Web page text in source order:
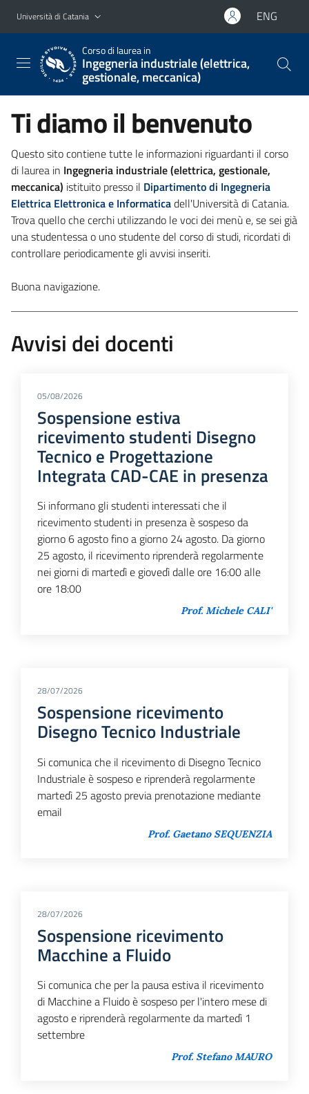
Vai al contenuto principale
Vai al menu di navigazione
Università di Catania ENG
Corso di laurea in
Ingegneria industriale (elettrica,
gestionale, meccanica)
Ti diamo il benvenuto
Questo sito contiene tutte le informazioni riguardanti il corso
di laurea in Ingegneria industriale (elettrica, gestionale,
meccanica) istituito presso il Dipartimento di Ingegneria
Elettrica Elettronica e Informaticadell'Università di Catania.
Trova quello che cerchi utilizzando le voci dei menù e, se sei già
una studentessa o uno studente del corso di studi, ricordati di
controllare periodicamente gli avvisi inseriti.
Buona navigazione.
Avvisi dei docenti
05/08/2026
Sospensione estiva
ricevimento studenti Disegno
Tecnico e Progettazione
Integrata CAD-CAE in presenza
Si informano gli studenti interessati che il
ricevimento studenti in presenza è sospeso da
giorno 6 agosto fino a giorno 24 agosto. Da giorno
25 agosto, il ricevimento riprenderà regolarmente
nei giorni di martedì e giovedì dalle ore 16:00 alle
ore 18:00
Prof. Michele CALI'
28/07/2026
Sospensione ricevimento
Disegno Tecnico Industriale
Si comunica che il ricevimento di Disegno Tecnico
Industriale è sospeso e riprenderà regolarmente
martedì 25 agosto previa prenotazione mediante
email
Prof. Gaetano SEQUENZIA
28/07/2026
Sospensione ricevimento
Macchine a Fluido
Si comunica che per la pausa estiva il ricevimento
di Macchine a Fluido è sospeso per l'intero mese di
agosto e riprenderà regolarmente da martedì 1
settembre
Prof. Stefano MAURO